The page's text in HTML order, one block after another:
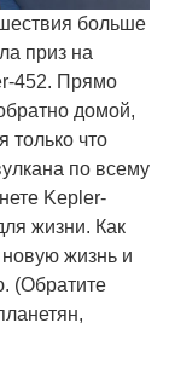
больше
приз на
452. Прямо
домой,
только что
по всему
Kepler-
жизни. Как
жизнь и
(Обратите